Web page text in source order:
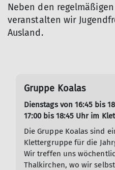
Neben den
veranstalten wir
Ausland.
Gruppe Koalas
Dienstags von 16:45 bis
17:00 bis 18:45 Uhr im
Die Gruppe Koalas sind
Klettergruppe für die
Wir treffen uns
Thalkirchen, wo wir